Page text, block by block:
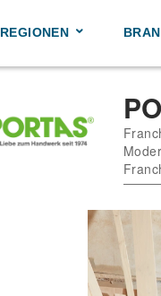
REGIONEN